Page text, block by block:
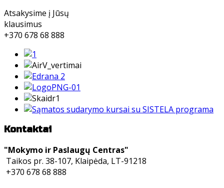
Atsakysime į Jūsų
klausimus
+370 678 68 888
Kontaktai
"Mokymo ir Paslaugų Centras"
Taikos pr. 38-107, Klaipėda, LT-91218
+370 678 68 888